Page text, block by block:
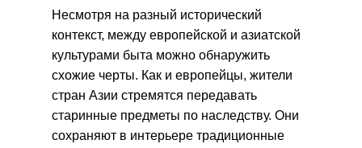
Несмотря на разный исторический
контекст, между европейской и азиатской
культурами быта можно обнаружить
схожие черты. Как и европейцы, жители
стран Азии стремятся передавать
старинные предметы по наследству. Они
сохраняют в интерьере традиционные